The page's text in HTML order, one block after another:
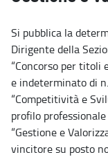
Si pubblica la
Dirigente della
“Concorso per titoli
e indeterminato di
“Competitività e
profilo
“Gestione e
vincitore su posto